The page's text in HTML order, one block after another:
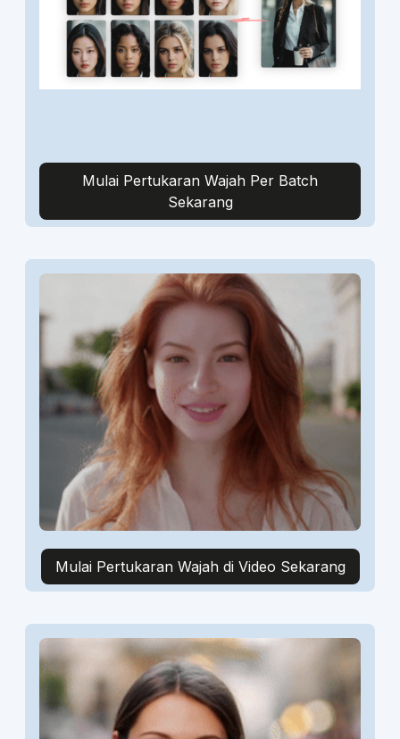
Mulai Pertukaran Wajah Per Batch
Sekarang
Mulai Pertukaran Wajah di Video Sekarang